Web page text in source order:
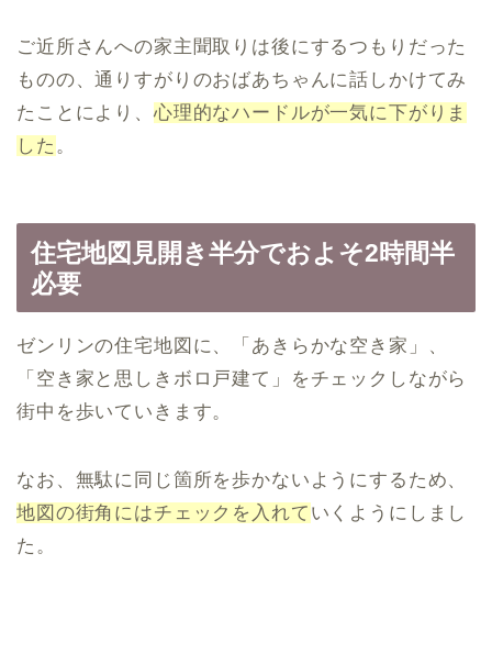
ご近所さんへの家主聞取りは後にするつもりだった
ものの、通りすがりのおばあちゃんに話しかけてみ
たことにより、 心理的なハードルが一気に下がりま
した 。
住宅地図見開き半分でおよそ2時間半
必要
ゼンリンの住宅地図に、「あきらかな空き家」、
「空き家と思しきボロ戸建て」をチェックしながら
街中を歩いていきます。
なお、無駄に同じ箇所を歩かないようにするため、
地図の街角にはチェックを入れて いくようにしまし
た。